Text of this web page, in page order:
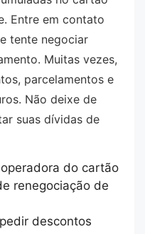
Entre em contato
tente negociar
Muitas vezes,
parcelamentos e
Não deixe de
suas dívidas de
do cartão
renegociação de
descontos